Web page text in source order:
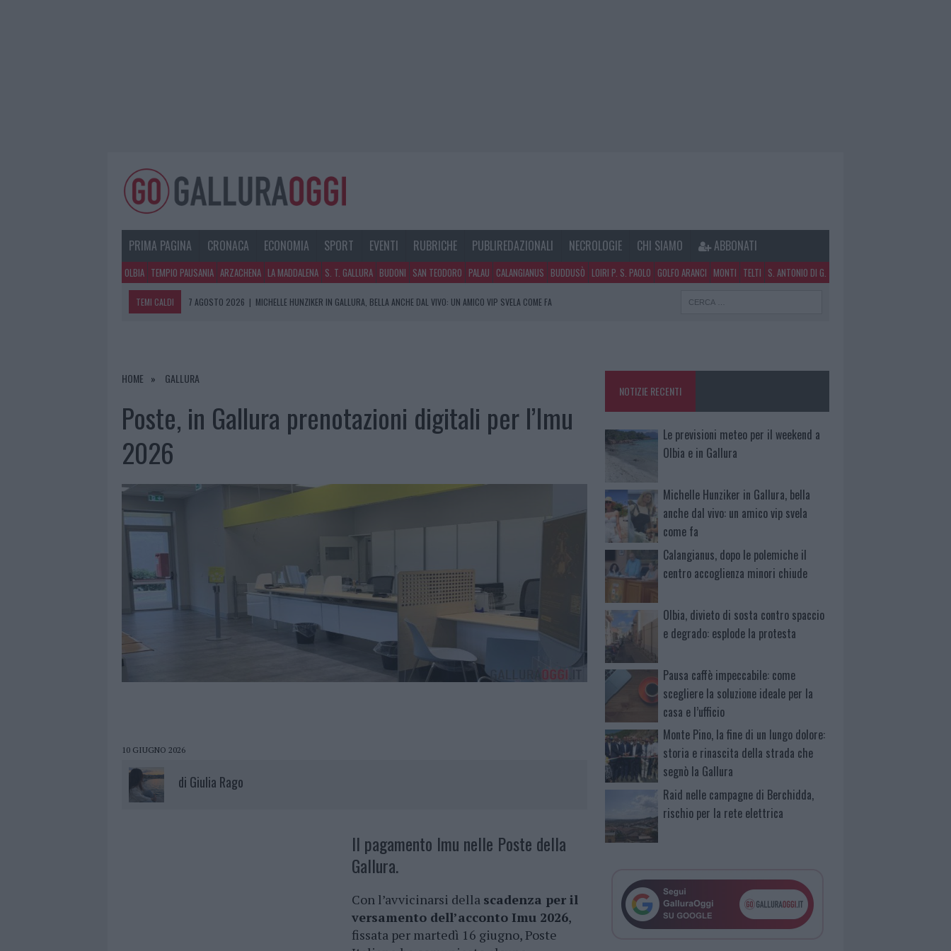
PRIMA PAGINA CRONACA ECONOMIA SPORT EVENTI RUBRICHE PUBLIREDAZIONALI NECROLOGIE CHI SIAMO ABBONATI
OLBIA TEMPIO PAUSANIA ARZACHENA LA MADDALENA S. T. GALLURA BUDONI SAN TEODORO PALAU CALANGIANUS BUDDUSÒ LOIRI P. S. PAOLO GOLFO ARANCI MONTI TELTI S. ANTONIO DI G.
TEMI CALDI 7 AGOSTO 2026 | MICHELLE HUNZIKER IN GALLURA, BELLA ANCHE DAL VIVO: UN AMICO VIP SVELA COME FA
7 AGOSTO 2026 |
HOME GALLURA
Poste, in Gallura prenotazioni digitali per l’Imu
2026
10 GIUGNO 2026
di Giulia Rago
Il pagamento Imu nelle Poste della
Gallura.
Con l’avvicinarsi della scadenza per il
versamento dell’acconto Imu 2026,
fissata per martedì 16 giugno, Poste
NOTIZIE RECENTI
Le previsioni meteo per il weekend a
Olbia e in Gallura
Michelle Hunziker in Gallura, bella
anche dal vivo: un amico vip svela
come fa
Calangianus, dopo le polemiche il
centro accoglienza minori chiude
Olbia, divieto di sosta contro spaccio
e degrado: esplode la protesta
Pausa caffè impeccabile: come
scegliere la soluzione ideale per la
casa e l’ufficio
Monte Pino, la fine di un lungo dolore:
storia e rinascita della strada che
segnò la Gallura
Raid nelle campagne di Berchidda,
rischio per la rete elettrica